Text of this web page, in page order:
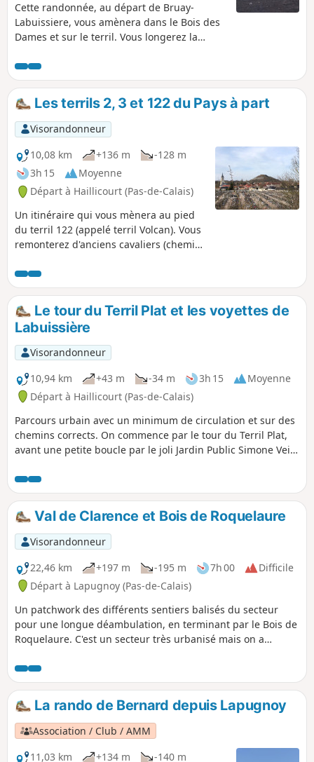
Cette randonnée, au départ de Bruay-
Labuissiere, vous amènera dans le Bois des
Dames et sur le terril. Vous longerez la
chemins boisée avec quelques montées sans
difficultés.
Les terrils 2, 3 et 122 du Pays à part
Visorandonneur
10,08 km
+136 m
-128 m
3h 15
Moyenne
Départ à Haillicourt (Pas-de-Calais)
Un itinéraire qui vous mènera au pied
du terril 122 (appelé terril Volcan). Vous
remonterez d'anciens cavaliers (chemins
lesquels la faune et la flore ont repris
leur droit et vous grimperez l'un des
terrils jumeaux du Pays à part
culminant à 180m d'altitude (offrant une
vue magnifique).
Le tour du Terril Plat et les voyettes de
Labuissière
Visorandonneur
10,94 km
+43 m -34 m 3h 15
Moyenne
Départ à Haillicourt (Pas-de-Calais)
Parcours urbain avec un minimum de circulation et sur des
chemins corrects. On commence par le tour du Terril Plat,
avant une petite boucle par le joli Jardin Public Simone Veil
mais par les voyettes, avant un retour vers Haillicourt le
long de la Voie Bus (C'était plus vert avant mais ça reste
calme). Retour par l'ancienne voie ferrée. La traversée de
Labuissière se fait sur des voyettes et l'appli peut être fort
utile !
Val de Clarence et Bois de Roquelaure
Visorandonneur
22,46 km
+197 m -195 m 7h 00
Difficile
Départ à Lapugnoy (Pas-de-Calais)
Un patchwork des différents sentiers balisés du secteur
pour une longue déambulation, en terminant par le Bois de
Roquelaure. C'est un secteur très urbanisé mais on a
La rando de Bernard depuis Lapugnoy
Association / Club / AMM
11,03 km
+134 m
-140 m